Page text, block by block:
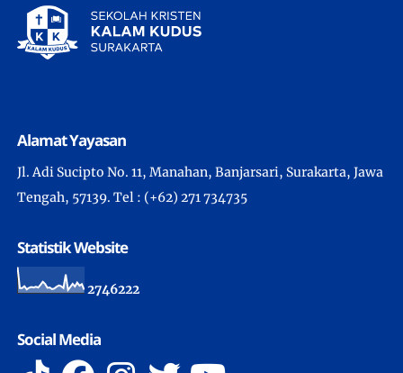
Alamat Yayasan
Jl. Adi Sucipto No. 11, Manahan, Banjarsari, Surakarta, Jawa
Tengah, 57139. Tel : (+62) 271 734735
Statistik Website
2746222
Social Media